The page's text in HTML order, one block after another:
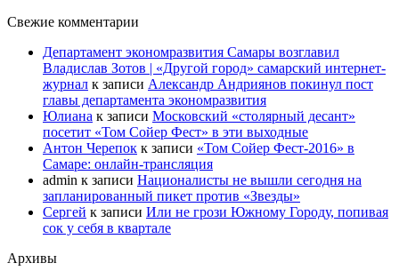
Свежие комментарии
Департамент экономразвития Самары возглавил
Владислав Зотов | «Другой город» самарский интернет-
журнал к записи Александр Андриянов покинул пост
главы департамента экономразвития
Юлиана к записи Московский «столярный десант»
посетит «Том Сойер Фест» в эти выходные
Антон Черепок к записи «Том Сойер Фест-2016» в
Самаре: онлайн-трансляция
admin к записи Националисты не вышли сегодня на
запланированный пикет против «Звезды»
Сергей к записи Или не грози Южному Городу, попивая
сок у себя в квартале
Архивы